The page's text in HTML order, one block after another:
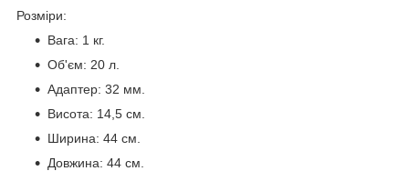
Розміри:
Вага: 1 кг.
Об'єм: 20 л.
Адаптер: 32 мм.
Висота: 14,5 см.
Ширина: 44 см.
Довжина: 44 см.